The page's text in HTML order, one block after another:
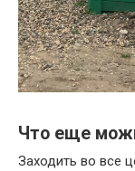
Что еще
Заходить во все